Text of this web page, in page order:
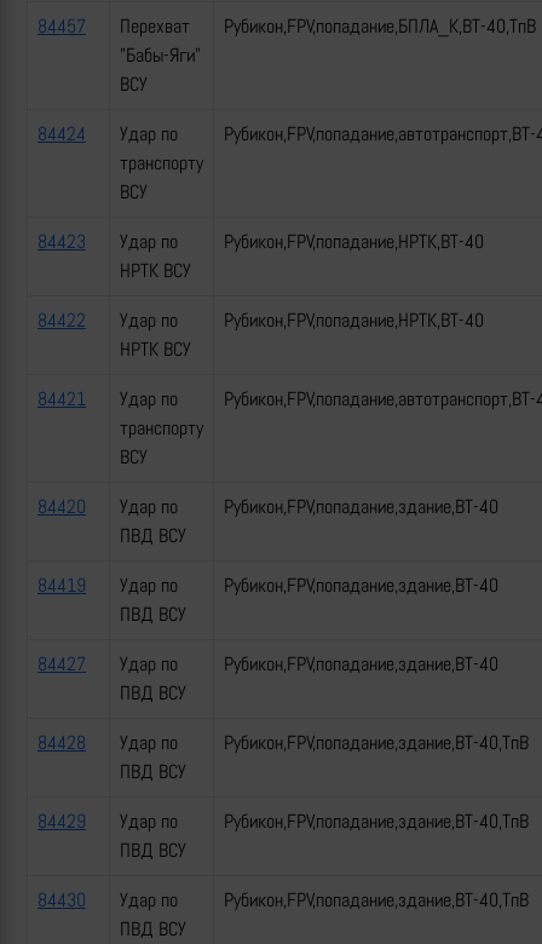
84457
Перехват
"Бабы-Яги"
ВСУ
Рубикон,FPV,попадание,БПЛА_К,ВТ-40,ТпВ
84424
Удар по
транспорту
ВСУ
84423
Удар по
НРТК ВСУ
Рубикон,FPV,попадание,НРТК,ВТ-40
84422
Удар по
НРТК ВСУ
Рубикон,FPV,попадание,НРТК,ВТ-40
84421
Удар по
транспорту
ВСУ
84420
Удар по
ПВД ВСУ
Рубикон,FPV,попадание,здание,ВТ-40
84419
Удар по
ПВД ВСУ
Рубикон,FPV,попадание,здание,ВТ-40
84427
Удар по
ПВД ВСУ
Рубикон,FPV,попадание,здание,ВТ-40
84428
Удар по
ПВД ВСУ
Рубикон,FPV,попадание,здание,ВТ-40,ТпВ
84429
Удар по
ПВД ВСУ
Рубикон,FPV,попадание,здание,ВТ-40,ТпВ
84430
Удар по
ПВД ВСУ
Рубикон,FPV,попадание,здание,ВТ-40,ТпВ